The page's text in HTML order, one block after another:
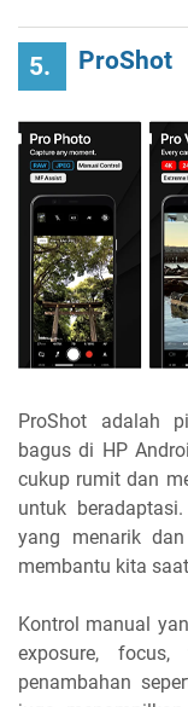
5. ProShot
ProShot adalah
bagus di HP
cukup rumit dan
untuk
yang menarik
membantu kita
Kontrol manual
exposure,
penambahan